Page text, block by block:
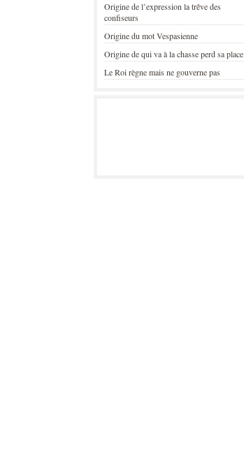
Origine de l’expression la trêve des
confiseurs
Origine du mot Vespasienne
Origine de qui va à la chasse perd sa place
Le Roi règne mais ne gouverne pas